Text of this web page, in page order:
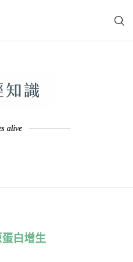
alive
蛋白增生